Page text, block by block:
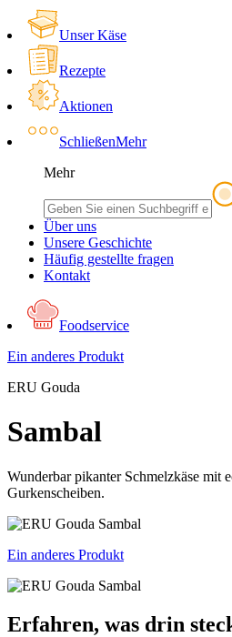
Unser Käse
Rezepte
Aktionen
SchließenMehr
Mehr
Über uns
Unsere Geschichte
Häufig gestellte fragen
Kontakt
Foodservice
Ein anderes Produkt
ERU Gouda
Sambal
Wunderbar pikanter Schmelzkäse mit
Gurkenscheiben.
Ein anderes Produkt
Erfahren, was drin